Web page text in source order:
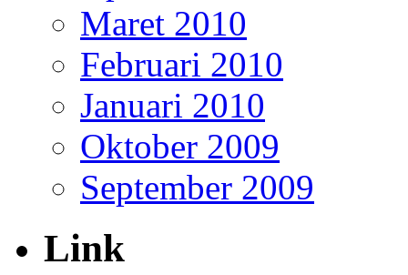
Maret 2010
Februari 2010
Januari 2010
Oktober 2009
September 2009
Link